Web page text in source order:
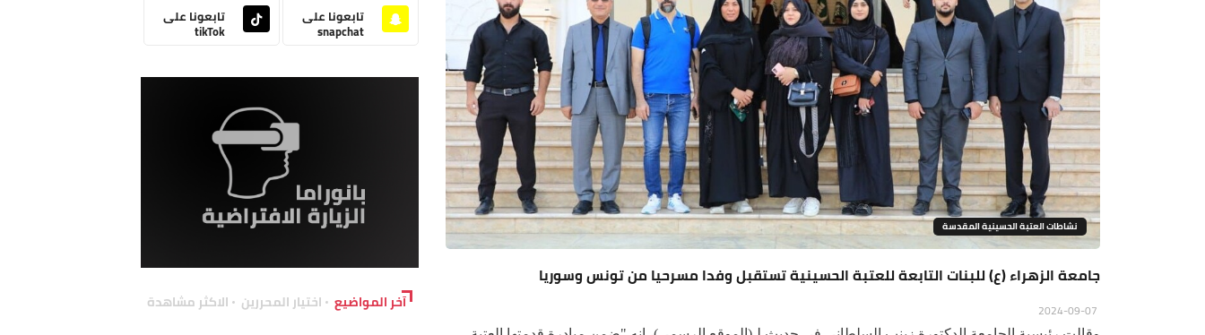
نشاطات العتبة الحسينية المقدسة
جامعة الزهراء (ع) للبنات التابعة للعتبة الحسينية تستقبل وفدا مسرحيا من تونس وسوريا
تابعونا على
snapchat
تابعونا على
tikTok
آخر المواضيع اختيار المحررين الاكثر مشاهدة